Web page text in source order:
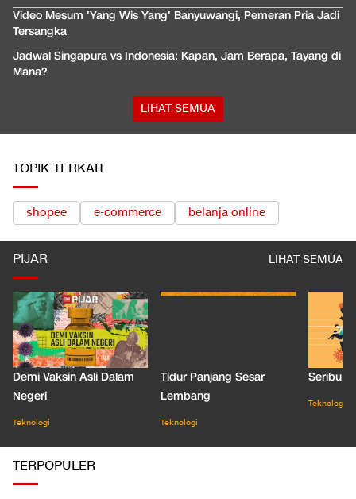
Video Mesum 'Yang Wis Yang' Banyuwangi, Pemeran Pria Jadi
Tersangka
Jadwal Singapura vs Indonesia: Kapan, Jam Berapa, Tayang di
Mana?
LIHAT SEMUA
TOPIK TERKAIT
shopee e-commerce belanja online
PIJAR LIHAT SEMUA
Demi Vaksin Asli Dalam
Negeri
Teknologi
Tidur Panjang Sesar
Lembang
Teknologi
Seribu
Teknologi
TERPOPULER